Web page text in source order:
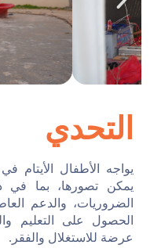
التحدي
يواجه الأطفال الأيتام
يمكن تصورها، بما في
الضروريات، والدعم
الحصول على التعليم
عرضة للاستغلال والفقر.